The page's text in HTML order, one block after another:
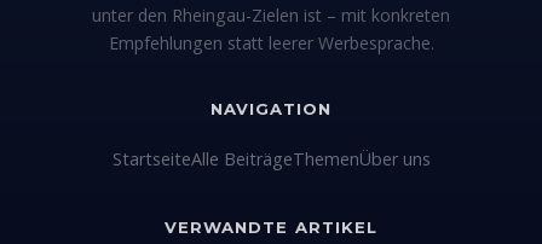
unter den Rheingau-Zielen ist – mit konkreten
Empfehlungen statt leerer Werbesprache.
NAVIGATION
StartseiteAlle BeiträgeThemenÜber uns
VERWANDTE ARTIKEL